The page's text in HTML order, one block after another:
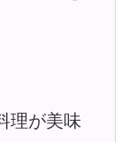
理が美味